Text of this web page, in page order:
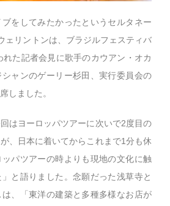
をしてみたかったというセルタネー
ェリントンは、ブラジルフェスティバ
れた記者会見に歌手のカウアン・オカ
ャンのゲーリー杉田、実行委員会の
しました。
はヨーロッパツアーに次いで2度目の
、日本に着いてからこれまで1分も休
パツアーの時よりも現地の文化に触
と語りました。念願だった浅草寺と
、「東洋の建築と多種多様なお店が